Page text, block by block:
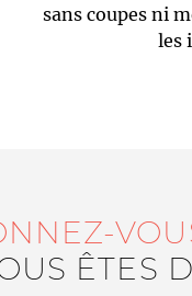
Le médiateur
sans coupes ni
les
ÊTES